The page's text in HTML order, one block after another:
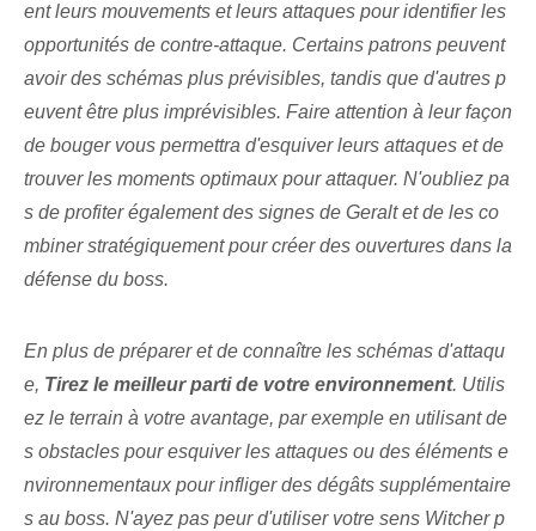
ent leurs mouvements et leurs attaques pour identifier les
opportunités de contre-attaque. ‌Certains⁤ patrons‍ peuvent
avoir des schémas plus prévisibles, tandis que d'autres p
euvent être plus⁢ imprévisibles. Faire attention à leur façon
de bouger vous permettra d'esquiver leurs attaques et de
trouver les moments optimaux pour attaquer. N'oubliez pa
s de profiter également des signes de Geralt et de les co
mbiner stratégiquement pour créer des ouvertures dans la
défense du boss.
En plus de préparer et de connaître les schémas d'attaqu
e, Tirez le meilleur parti de votre environnement. Utilis
ez le terrain ⁢à votre avantage, par exemple en utilisant⁤ de
s obstacles pour esquiver ⁣les attaques ou des éléments e
nvironnementaux pour infliger des ⁤dégâts supplémentaire
s⁢ au boss. N'ayez pas peur d'utiliser votre sens Witcher p